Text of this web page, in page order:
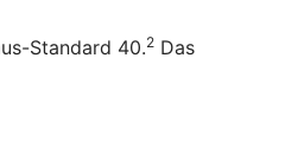
Standard 40.2 Das